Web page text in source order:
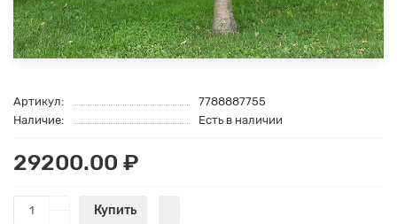
Артикул:
7788887755
Наличие:
Есть в наличии
29200.00 ₽
Купить